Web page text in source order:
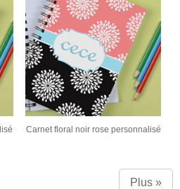
Carnet floral noir rose personnalisé
Plus »